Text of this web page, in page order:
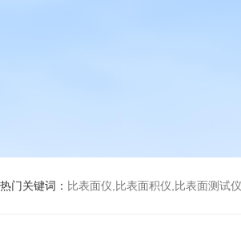
热门关键词： 比表面仪,比表面积仪,比表面测试仪,比表